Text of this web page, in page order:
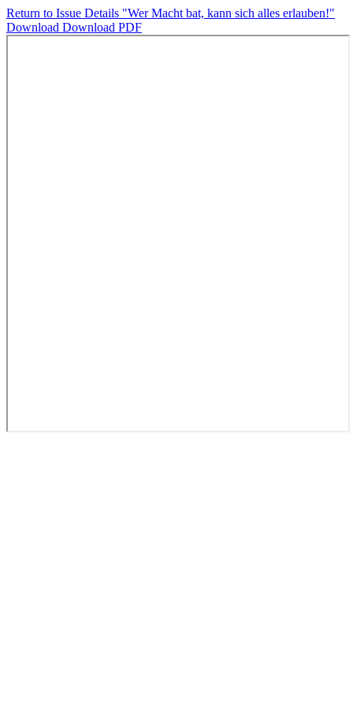
Return to Issue Details "Wer Macht bat, kann sich alles erlauben!"
Download Download PDF